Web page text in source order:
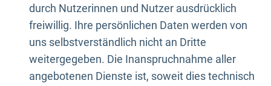
durch Nutzerinnen und Nutzer ausdrücklich
freiwillig. Ihre persönlichen Daten werden von
uns selbstverständlich nicht an Dritte
weitergegeben. Die Inanspruchnahme aller
angebotenen Dienste ist, soweit dies technisch